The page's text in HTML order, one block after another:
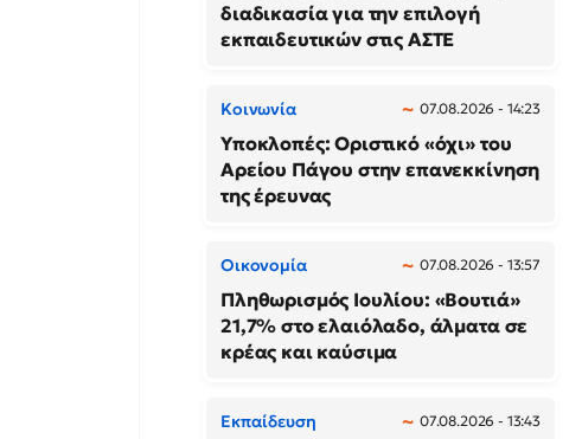
διαδικασία για την επιλογή
εκπαιδευτικών στις ΑΣΤΕ
Κοινωνία 07.08.2026 - 14:23
Υποκλοπές: Οριστικό «όχι» του
Αρείου Πάγου στην επανεκκίνηση
της έρευνας
Οικονομία 07.08.2026 - 13:57
Πληθωρισμός Ιουλίου: «Βουτιά»
21,7% στο ελαιόλαδο, άλματα σε
κρέας και καύσιμα
Εκπαίδευση 07.08.2026 - 13:43